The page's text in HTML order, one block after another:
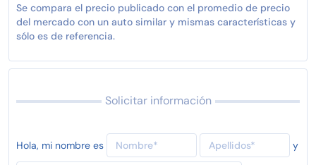
Se compara el precio publicado con el promedio de precio
del mercado con un auto similar y mismas características y
sólo es de referencia.
Solicitar información
Hola, mi nombre es y